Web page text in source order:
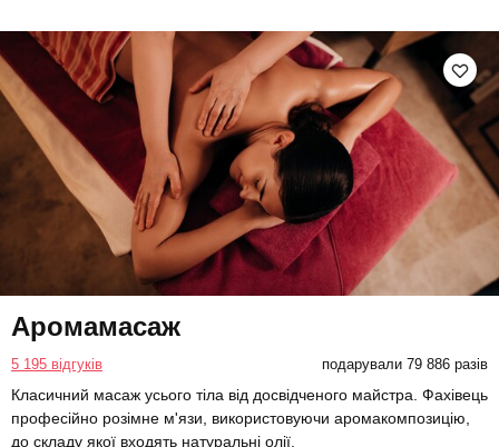
Аромамасаж
5 195 відгуків подарували 79 886 разів
Класичний масаж усього тіла від досвідченого майстра. Фахівець
професійно розімне м'язи, використовуючи аромакомпозицію,
до складу якої входять натуральні олії.